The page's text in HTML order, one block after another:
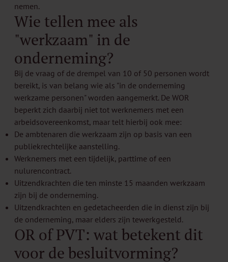
nemen.
Wie tellen mee als
"werkzaam" in de
onderneming?
Bij de vraag of de drempel van 10 of 50 personen wordt
bereikt, is van belang wie als "in de onderneming
werkzame personen" worden aangemerkt. De WOR
beperkt zich daarbij niet tot werknemers met een
arbeidsovereenkomst, maar telt hierbij ook mee:
De ambtenaren die werkzaam zijn op basis van een
publiekrechtelijke aanstelling.
Werknemers met een tijdelijk, parttime of een
nulurencontract.
Uitzendkrachten die ten minste 15 maanden werkzaam
zijn bij de onderneming.
Uitzendkrachten en gedetacheerden die in dienst zijn bij
de onderneming, maar elders zijn tewerkgesteld.
OR of PVT: wat betekent dit
voor de besluitvorming?